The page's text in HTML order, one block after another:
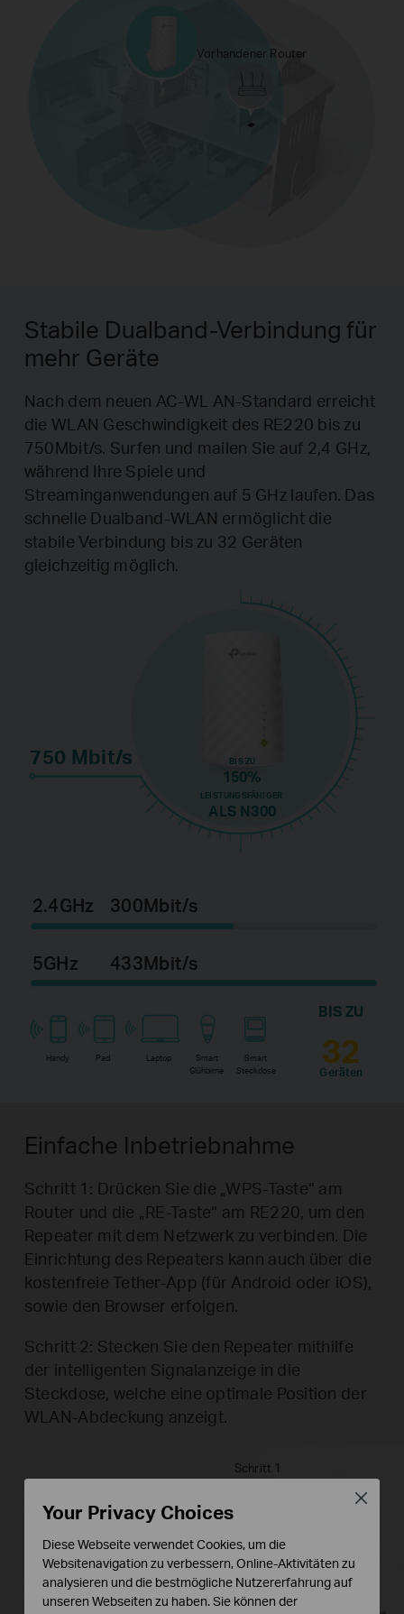
Vorhandener Router
Stabile Dualband-Verbindung für
mehr Geräte
Nach dem neuen AC-WL AN-Standard erreicht
die WLAN Geschwindigkeit des RE220 bis zu
750Mbit/s. Surfen und mailen Sie auf 2,4 GHz,
während Ihre Spiele und
Streaminganwendungen auf 5 GHz laufen. Das
schnelle Dualband-WLAN ermöglicht die
stabile Verbindung bis zu 32 Geräten
gleichzeitig möglich.
2.4GHz 300Mbit/s
5GHz 433Mbit/s
Handy Pad Laptop
Smart
Glühbirne
Smart
Steckdose
750 Mbit/s
BIS ZU
32
Geräten
BIS ZU
150%
LEISTUNGSFÄHIGER
ALS N300
Einfache Inbetriebnahme
Schritt 1: Drücken Sie die „WPS-Taste“ am
Router und die „RE-Taste“ am RE220, um den
Repeater mit dem Netzwerk zu verbinden. Die
Einrichtung des Repeaters kann auch über die
kostenfreie Tether-App (für Android oder iOS),
sowie den Browser erfolgen.
Schritt 2: Stecken Sie den Repeater mithilfe
der intelligenten Signalanzeige in die
Steckdose, welche eine optimale Position der
WLAN-Abdeckung anzeigt.
Schritt 1
Schritt 2
Your Privacy Choices
Diese Webseite verwendet Cookies, um die
Websitenavigation zu verbessern, Online-Aktivitäten zu
analysieren und die bestmögliche Nutzererfahrung auf
unseren Webseiten zu haben. Sie können der
Close